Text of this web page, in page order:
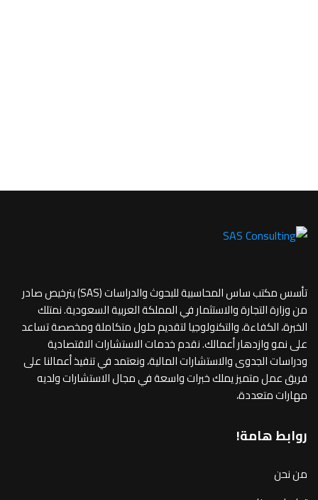
تأسس مكتب ساس المحاسبية للبحوث والدراسات (SAS) بترخيص صادر
من وزارة التجارة والاستثمار في المملكة العربية السعودية. نمتلك
الخبرة، الكفاءة، والتكنولوجيا لتقديم حلول متكاملة ومخصصة تساعد
على نمو وازدهار أعمالك. نقدم خدمات الاستشارات الاقتصادية
ودراسات الجدوى والاستشارات المالية، ونعتمد في تنفيذ أعمالنا على
فريق عمل متميز يملك خبرات واسعة في مجال الاستشارات ولديه
مهارات متعددة،
روابط هامة!
من نحن